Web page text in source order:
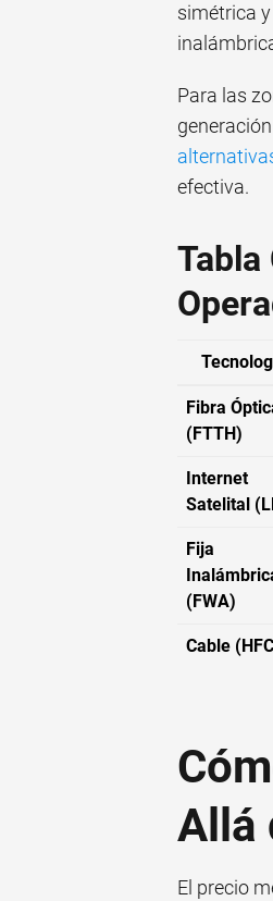
simétrica
Para las
efectiva.
Fibra
(FTTH)
Internet
Satelital
Fija
(FWA)
Cable
Allá
El precio